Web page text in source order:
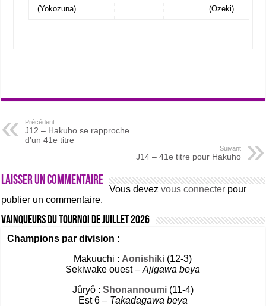
(Yokozuna)
(Ozeki)
Précédent
J12 – Hakuho se rapproche
d’un 41e titre
Suivant
J14 – 41e titre pour Hakuho
Laisser un commentaire
Vous devezvous connecter pour
publier un commentaire.
Vainqueurs du tournoi de Juillet 2026
Champions par division :
Makuuchi : Aonishiki (12-3)
Sekiwake ouest –Ajigawa beya
Jûryô : Shonannoumi (11-4)
Est 6 – Takadagawa beya